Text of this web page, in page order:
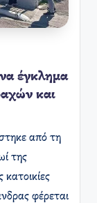
έγκλημα
και
από τη
της
κατοικίες
φέρεται